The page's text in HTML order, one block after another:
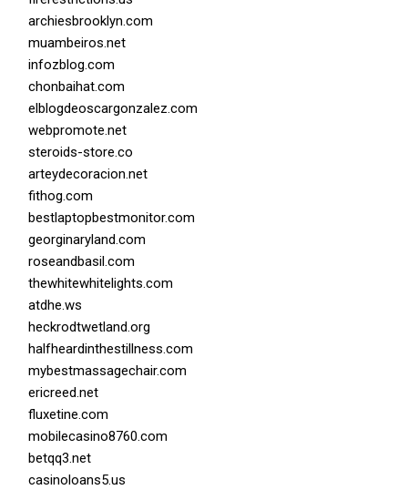
archiesbrooklyn.com
muambeiros.net
infozblog.com
chonbaihat.com
elblogdeoscargonzalez.com
webpromote.net
steroids-store.co
arteydecoracion.net
fithog.com
bestlaptopbestmonitor.com
georginaryland.com
roseandbasil.com
thewhitewhitelights.com
atdhe.ws
heckrodtwetland.org
halfheardinthestillness.com
mybestmassagechair.com
ericreed.net
fluxetine.com
mobilecasino8760.com
betqq3.net
casinoloans5.us